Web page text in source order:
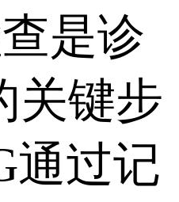
是诊
关键步
通过记